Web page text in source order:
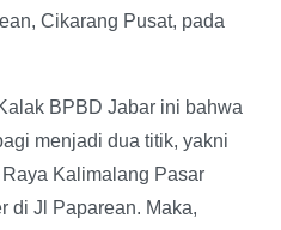
Cikarang Pusat, pada
BPBD Jabar ini bahwa
menjadi dua titik, yakni
Kalimalang Pasar
di Jl Paparean. Maka,